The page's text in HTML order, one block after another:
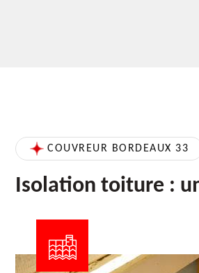
COUVREUR BORDEAUX 33
Isolation toiture :